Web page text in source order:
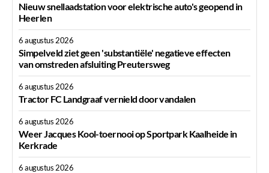
Nieuw snellaadstation voor elektrische auto's geopend in
Heerlen
6 augustus 2026
Simpelveld ziet geen 'substantiële' negatieve effecten
van omstreden afsluiting Preutersweg
6 augustus 2026
Tractor FC Landgraaf vernield door vandalen
6 augustus 2026
Weer Jacques Kool-toernooi op Sportpark Kaalheide in
Kerkrade
6 augustus 2026